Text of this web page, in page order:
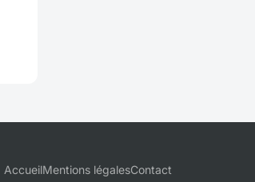
AccueilMentions légalesContact